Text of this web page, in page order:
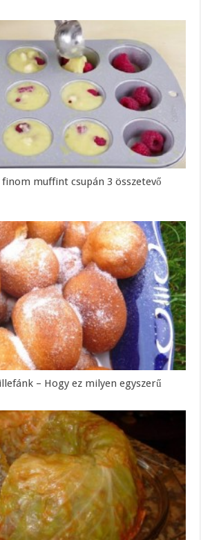
muffint csupán 3 összetevő
– Hogy ez milyen egyszerű